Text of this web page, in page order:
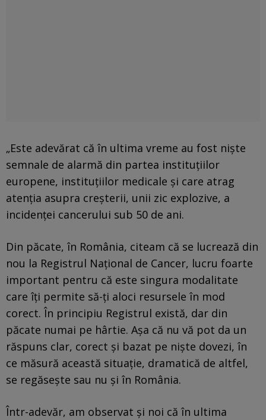
„Este adevărat că în ultima vreme au fost nişte
semnale de alarmă din partea instituţiilor
europene, instituţiilor medicale şi care atrag
atenţia asupra creşterii, unii zic explozive, a
incidenţei cancerului sub 50 de ani.
Din păcate, în România, citeam că se lucrează din
nou la Registrul Naţional de Cancer, lucru foarte
important pentru că este singura modalitate
care îţi permite să-ţi aloci resursele în mod
corect. În principiu Registrul există, dar din
păcate numai pe hârtie. Aşa că nu vă pot da un
răspuns clar, corect şi bazat pe nişte dovezi, în
ce măsură această situaţie, dramatică de altfel,
se regăseşte sau nu şi în România.
Într-adevăr, am observat şi noi că în ultima